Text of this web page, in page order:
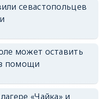
севастопольцев
может оставить
помощи
«Чайка» и